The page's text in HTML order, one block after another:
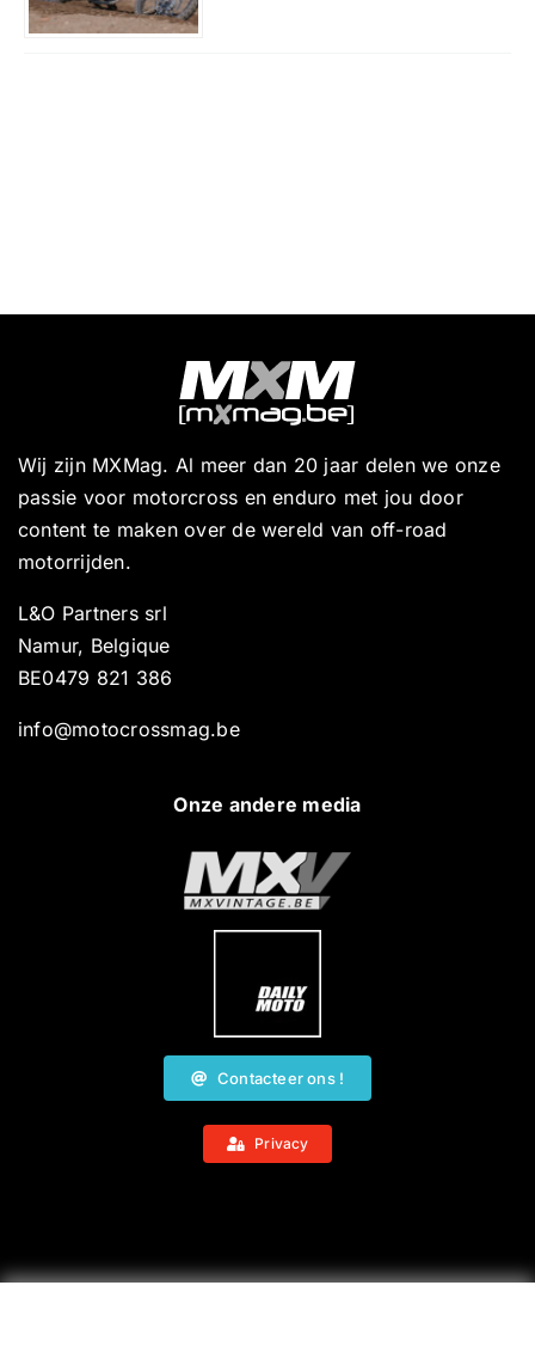
Wij zijn MXMag. Al meer dan 20 jaar delen we onze
passie voor motorcross en enduro met jou door
content te maken over de wereld van off-road
motorrijden.
L&O Partners srl
Namur, Belgique
BE0479 821 386
info@motocrossmag.be
Onze andere media
Contacteer ons !
Privacy